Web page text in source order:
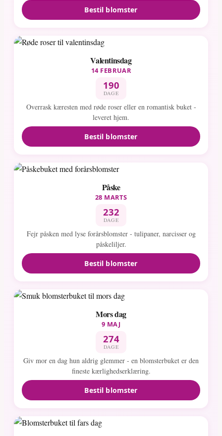
Bestil blomster
Valentinsdag
14 FEBRUAR
190
DAGE
Overrask kæresten med røde roser eller en romantisk buket -
leveret hjem.
Bestil blomster
Påske
28 MARTS
232
DAGE
Fejr påsken med lyse forårsblomster - tulipaner, narcisser og
påskeliljer.
Bestil blomster
Mors dag
9 MAJ
274
DAGE
Giv mor en dag hun aldrig glemmer - en blomsterbuket er den
fineste kærlighedserklæring.
Bestil blomster